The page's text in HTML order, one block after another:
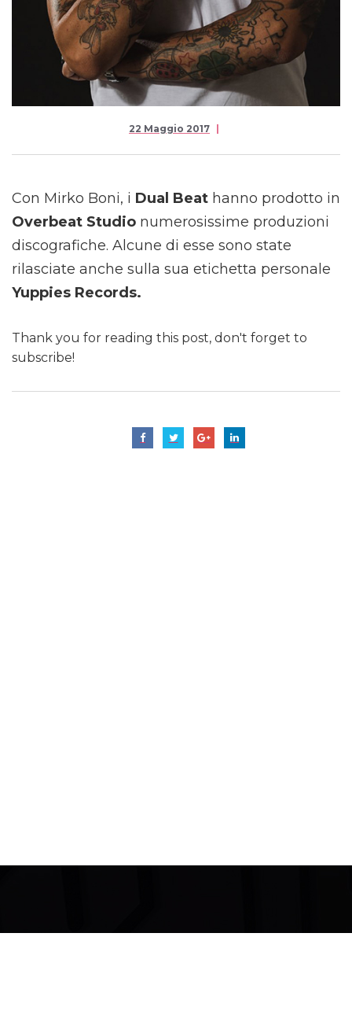
22 Maggio 2017
Con Mirko Boni, i Dual Beat hanno prodotto in
Overbeat Studio numerosissime produzioni
discografiche. Alcune di esse sono state
rilasciate anche sulla sua etichetta personale
Yuppies Records.
Thank you for reading this post, don't forget to
subscribe!